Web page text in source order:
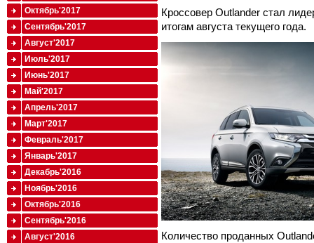
Кроссовер Outlander стал
итогам августа текущего года.
Количество проданных
Октябрь'2017
Сентябрь'2017
Август'2017
Июль'2017
Июнь'2017
Май'2017
Апрель'2017
Март'2017
Февраль'2017
Январь'2017
Декабрь'2016
Ноябрь'2016
Октябрь'2016
Сентябрь'2016
Август'2016